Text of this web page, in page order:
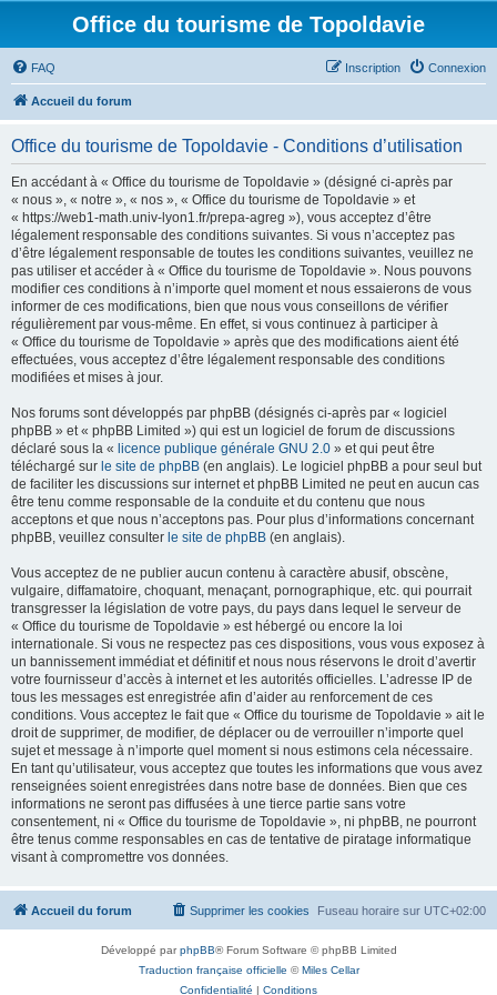
Office du tourisme de Topoldavie
FAQ Connexion
Inscription
Accueil du forum
Office du tourisme de Topoldavie - Conditions d’utilisation
En accédant à « Office du tourisme de Topoldavie » (désigné ci-après par
« nous », « notre », « nos », « Office du tourisme de Topoldavie » et
« https://web1-math.univ-lyon1.fr/prepa-agreg »), vous acceptez d’être
légalement responsable des conditions suivantes. Si vous n’acceptez pas
d’être légalement responsable de toutes les conditions suivantes, veuillez ne
pas utiliser et accéder à « Office du tourisme de Topoldavie ». Nous pouvons
modifier ces conditions à n’importe quel moment et nous essaierons de vous
informer de ces modifications, bien que nous vous conseillons de vérifier
régulièrement par vous-même. En effet, si vous continuez à participer à
« Office du tourisme de Topoldavie » après que des modifications aient été
effectuées, vous acceptez d’être légalement responsable des conditions
modifiées et mises à jour.
Nos forums sont développés par phpBB (désignés ci-après par « logiciel
phpBB » et « phpBB Limited ») qui est un logiciel de forum de discussions
déclaré sous la « licence publique générale GNU 2.0 » et qui peut être
téléchargé sur le site de phpBB (en anglais). Le logiciel phpBB a pour seul but
de faciliter les discussions sur internet et phpBB Limited ne peut en aucun cas
être tenu comme responsable de la conduite et du contenu que nous
acceptons et que nous n’acceptons pas. Pour plus d’informations concernant
phpBB, veuillez consulter le site de phpBB (en anglais).
Vous acceptez de ne publier aucun contenu à caractère abusif, obscène,
vulgaire, diffamatoire, choquant, menaçant, pornographique, etc. qui pourrait
transgresser la législation de votre pays, du pays dans lequel le serveur de
« Office du tourisme de Topoldavie » est hébergé ou encore la loi
internationale. Si vous ne respectez pas ces dispositions, vous vous exposez à
un bannissement immédiat et définitif et nous nous réservons le droit d’avertir
votre fournisseur d’accès à internet et les autorités officielles. L’adresse IP de
tous les messages est enregistrée afin d’aider au renforcement de ces
conditions. Vous acceptez le fait que « Office du tourisme de Topoldavie » ait le
droit de supprimer, de modifier, de déplacer ou de verrouiller n’importe quel
sujet et message à n’importe quel moment si nous estimons cela nécessaire.
En tant qu’utilisateur, vous acceptez que toutes les informations que vous avez
renseignées soient enregistrées dans notre base de données. Bien que ces
informations ne seront pas diffusées à une tierce partie sans votre
consentement, ni « Office du tourisme de Topoldavie », ni phpBB, ne pourront
être tenus comme responsables en cas de tentative de piratage informatique
visant à compromettre vos données.
Accueil du forum Fuseau horaire sur UTC+02:00
Supprimer les cookies
Développé parphpBB® Forum Software © phpBB Limited
Traduction française officielle ©Miles Cellar
Confidentialité | Conditions